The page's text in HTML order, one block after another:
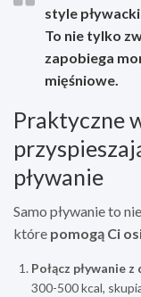
style
To nie tylko
zapobiega
mięśniowe.
Praktyczne
pływanie
Samo pływanie to
które pomogą Ci
Połącz pływanie
300-500 kcal,